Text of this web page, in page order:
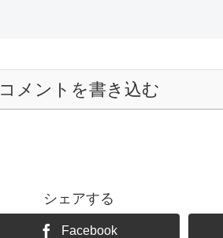
コメントを書き込む
シェアする
Facebook